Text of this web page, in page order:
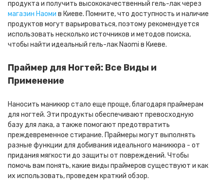
продукта и получить высококачественный гель-лак через
магазин Наоми в Киеве. Помните, что доступность и наличие
продуктов могут варьироваться, поэтому рекомендуется
использовать несколько источников и методов поиска,
чтобы найти идеальный гель-лак Naomi в Киеве.
Праймер для Ногтей: Все Виды и
Применение
Наносить маникюр стало еще проще, благодаря праймерам
для ногтей. Эти продукты обеспечивают превосходную
базу для лака, а также помогают предотвратить
преждевременное стирание. Праймеры могут выполнять
разные функции для добивания идеального маникюра - от
придания мягкости до защиты от повреждений. Чтобы
помочь вам понять, какие виды праймеров существуют и как
их использовать, проведем краткий обзор.